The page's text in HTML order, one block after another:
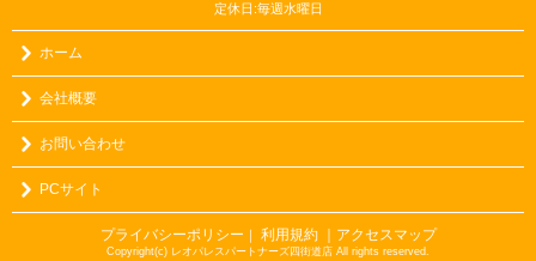
定休日:毎週水曜日
ホーム
会社概要
お問い合わせ
PCサイト
プライバシーポリシー 利用規約 ｜アクセスマップ
Copyright(c) レオパレスパートナーズ四街道店 All rights reserved.